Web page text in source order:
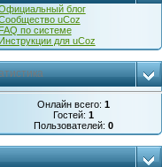
блог
uCoz
FAQ по системе
Инструкции для uCoz
Онлайн всего: 1
Гостей: 1
Пользователей: 0